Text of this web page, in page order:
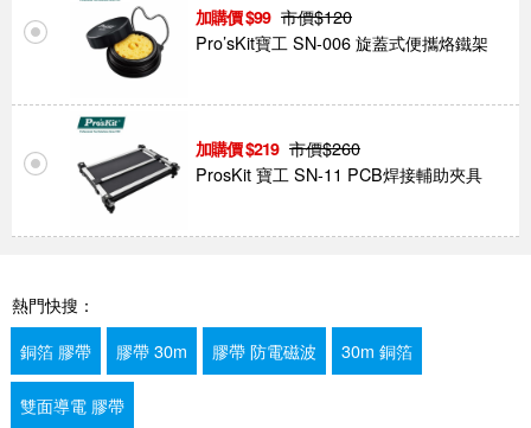
99 市價$120
Pro’sKit寶工 SN-006 旋蓋式便攜烙鐵架
219 市價$260
ProsKit 寶工 SN-11 PCB焊接輔助夾具
熱門快搜：
銅箔 膠帶
膠帶 30m 膠帶 防電磁波 30m 銅箔
雙面導電 膠帶